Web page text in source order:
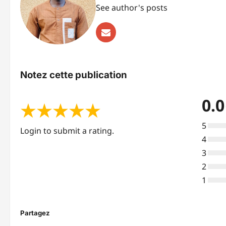
See author's posts
Notez cette publication
★★★★★
Login to submit a rating.
0.0
5
4
3
2
1
Partagez